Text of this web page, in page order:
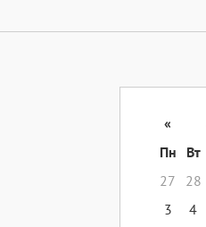
«
Пн
Вт
27
28
3
4